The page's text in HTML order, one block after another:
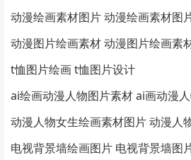
动漫绘画素材图片 动漫绘画素材图
动漫图片绘画素材 动漫图片绘画素
t恤图片绘画 t恤图片设计
ai绘画动漫人物图片素材 ai画动漫
动漫人物女生绘画素材图片 动漫人
电视背景墙绘画图片 电视背景墙图